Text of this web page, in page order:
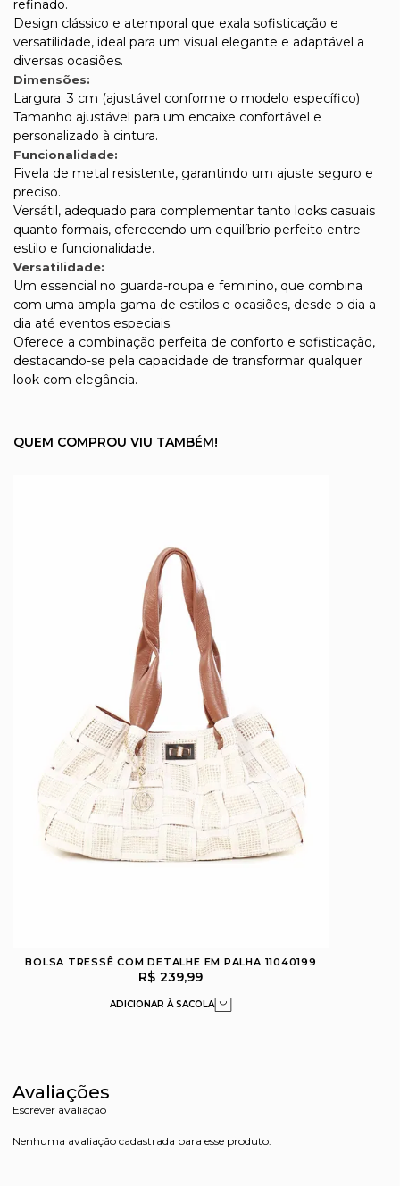
refinado.
Design clássico e atemporal que exala sofisticação e
versatilidade, ideal para um visual elegante e adaptável a
diversas ocasiões.
Dimensões:
Largura: 3 cm (ajustável conforme o modelo específico)
Tamanho ajustável para um encaixe confortável e
personalizado à cintura.
Funcionalidade:
Fivela de metal resistente, garantindo um ajuste seguro e
preciso.
Versátil, adequado para complementar tanto looks casuais
quanto formais, oferecendo um equilíbrio perfeito entre
estilo e funcionalidade.
Versatilidade:
Um essencial no guarda-roupa e feminino, que combina
com uma ampla gama de estilos e ocasiões, desde o dia a
dia até eventos especiais.
Oferece a combinação perfeita de conforto e sofisticação,
destacando-se pela capacidade de transformar qualquer
look com elegância.
QUEM COMPROU VIU TAMBÉM!
BOLSA TRESSÊ COM DETALHE EM PALHA 11040199
R$ 239,99
Avaliações
Escrever avaliação
Nenhuma avaliação cadastrada para esse produto.